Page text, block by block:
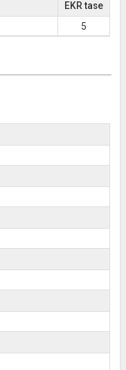
EKR tase
5